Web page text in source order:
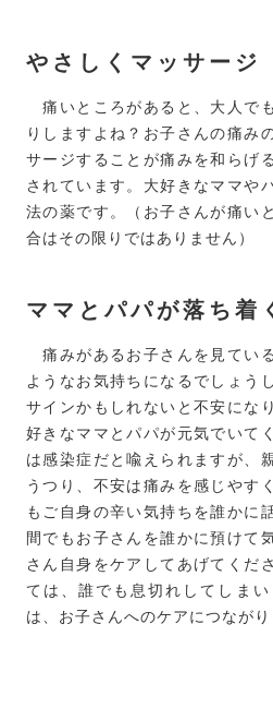
やさしくマッサージ
痛いところがあると、大人で
りしますよね？お子さんの痛み
サージすることが痛みを和らげ
されています。大好きなママや
法の薬です。（お子さんが痛い
合はその限りではありません）
ママとパパが落ち着
痛みがあるお子さんを見てい
ようなお気持ちになるでしょう
サインかもしれないと不安にな
好きなママとパパが元気でいて
は感染症だと喩えられますが、
うつり、不安は痛みを感じやす
もご自身の辛い気持ちを誰かに
間でもお子さんを誰かに預けて
さん自身をケアしてあげてくだ
ては、誰でも息切れしてしま
は、お子さんへのケアにつながり